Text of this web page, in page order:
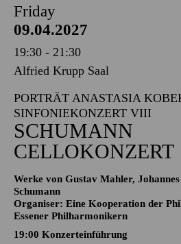
Friday
09.04.2027
19:30 - 21:30
Alfried Krupp Saal
PORTRÄT ANASTASIA
SINFONIEKONZERT VIII
SCHUMANN
CELLOKONZERT
Werke von Gustav Mahler,
Schumann
Organiser: Eine Kooperation der
Essener Philharmonikern
19:00 Konzerteinführung